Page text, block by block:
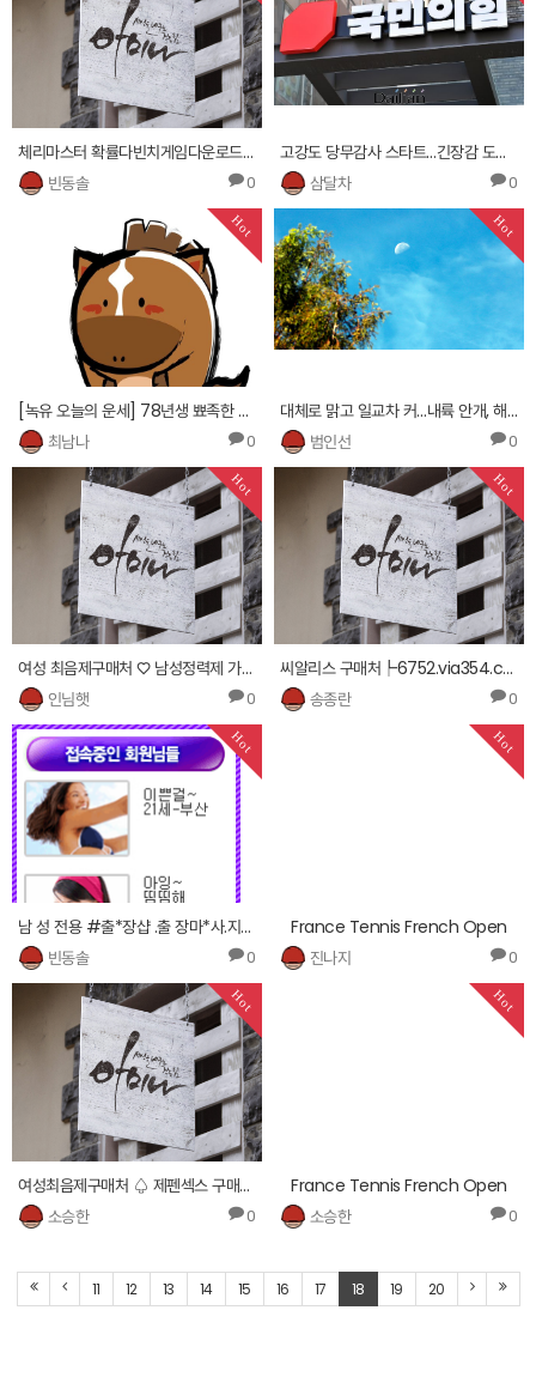
체리마스터 확률다빈치게임다운로드└ 3608.mbw412.xyz ≪온라인 릴게임 정보온라인 신천지 게임 ™
빈동솔
0
고강도 당무감사 스타트…긴장감 도는 국민의힘
삼달차
0
Hot
[녹유 오늘의 운세] 78년생 뾰족한 솜씨를 깎고 다듬어봐요
최남나
0
Hot
대체로 맑고 일교차 커…내륙 안개, 해안 너울 주의
범인선
0
Hot
여성 최음제구매처 ♡ 남성정력제 가격 ☞
인님햇
0
Hot
씨알리스 구매처┡6752.via354.com ◎여성 최음제후불제 비닉스 필름 구하는곳온라인 스페니쉬 플라이판…
송종란
0
Hot
남 성 전용 #출*장샵 .출 장마*사.지^홈.피* http://9901.cnc343.com
빈동솔
0
Hot
France Tennis French Open
진나지
0
Hot
여성최음제구매처 ♤ 제펜섹스 구매가격 ≤
소승한
0
Hot
France Tennis French Open
소승한
0
11 12 13 14 15 16 17 18 19 20